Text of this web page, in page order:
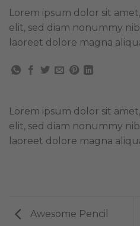
Lorem ipsum dolor sit
elit, sed diam nonummy
laoreet dolore magna
Lorem ipsum dolor sit
elit, sed diam nonummy
laoreet dolore magna
Awesome Pencil